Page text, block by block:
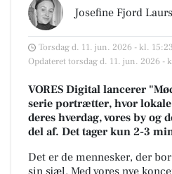
Josefine Fjord
Torsdag d. 11. jun. 2026 - kl. 15:23
Opdateret torsdag d. 11. jun. 2026 -
VORES Digital lancerer
serie portrætter, hvor
deres hverdag, vores by og
del af. Det tager kun 2-3
Det er de mennesker, der
sin sjæl. Med vores nye